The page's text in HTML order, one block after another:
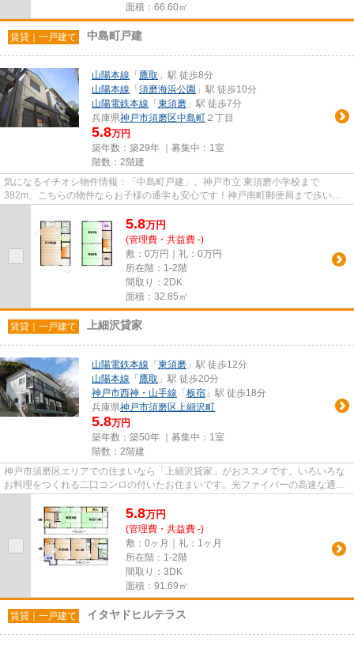
面積：66.60㎡
賃貸｜一戸建て 中島町戸建
山陽本線 「 鷹取 」駅 徒歩8分
山陽本線 「 須磨海浜公園 」駅 徒歩10分
山陽電鉄本線 「 東須磨 」駅 徒歩7分
兵庫県神戸市須磨区中島町 ２丁目
5.8万円
築年数：築29年 ｜募集中： 1室
階数：2階建
気になるイチオシ物件情報：「中島町戸建」。神戸市立 東須磨小学校まで
382m、こちらの物件ならお子様の通学も安心です！神戸南町郵便局まで歩いて
5.8万円
(管理費・共益費 -)
敷：0万円｜礼：0万円
所在階：1-2階
間取り：2DK
面積：32.85㎡
賃貸｜一戸建て 上細沢貸家
山陽電鉄本線 「 東須磨 」駅 徒歩12分
山陽本線 「 鷹取 」駅 徒歩20分
神戸市西神・山手線 「 板宿 」駅 徒歩18分
兵庫県神戸市須磨区上細沢町
5.8万円
築年数：築50年 ｜募集中： 1室
階数：2階建
神戸市須磨区エリアでの住まいなら「上細沢貸家」がおススメです。いろいろな
お料理をつくれる二口コンロの付いたお住まいです。光ファイバーの高速な通信
5.8万円
(管理費・共益費 -)
敷：0ヶ月｜礼：1ヶ月
所在階：1-2階
間取り：3DK
面積：91.69㎡
賃貸｜一戸建て イタヤドヒルテラス